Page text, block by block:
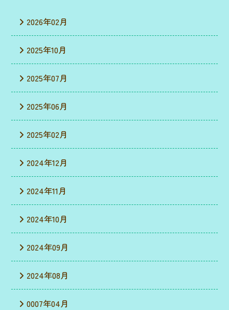
2026年02月
2025年10月
2025年07月
2025年06月
2025年02月
2024年12月
2024年11月
2024年10月
2024年09月
2024年08月
0007年04月